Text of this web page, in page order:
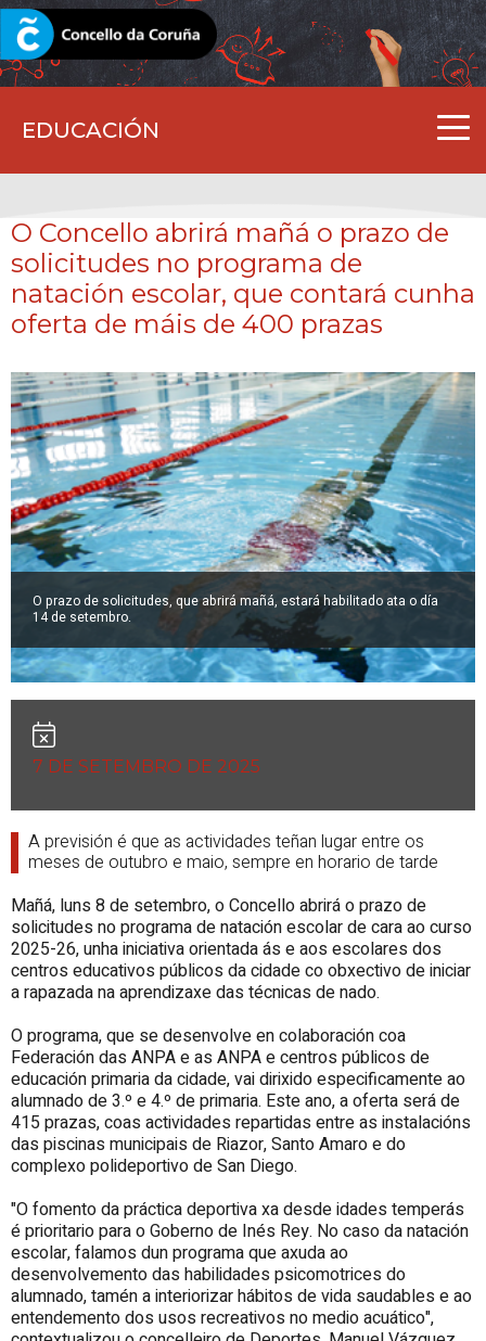
EDUCACIÓN
CORUNA.GAL
O Concello abrirá mañá o prazo de
solicitudes no programa de
natación escolar, que contará cunha
oferta de máis de 400 prazas
O prazo de solicitudes, que abrirá mañá, estará habilitado ata o día
14 de setembro.
7 DE SETEMBRO DE 2025
A previsión é que as actividades teñan lugar entre os
meses de outubro e maio, sempre en horario de tarde
Mañá, luns 8 de setembro, o Concello abrirá o prazo de
solicitudes no programa de natación escolar de cara ao curso
2025-26, unha iniciativa orientada ás e aos escolares dos
centros educativos públicos da cidade co obxectivo de iniciar
a rapazada na aprendizaxe das técnicas de nado.
O programa, que se desenvolve en colaboración coa
Federación das ANPA e as ANPA e centros públicos de
educación primaria da cidade, vai dirixido especificamente ao
alumnado de 3.º e 4.º de primaria. Este ano, a oferta será de
415 prazas, coas actividades repartidas entre as instalacións
das piscinas municipais de Riazor, Santo Amaro e do
complexo polideportivo de San Diego.
"O fomento da práctica deportiva xa desde idades temperás
é prioritario para o Goberno de Inés Rey. No caso da natación
escolar, falamos dun programa que axuda ao
desenvolvemento das habilidades psicomotrices do
alumnado, tamén a interiorizar hábitos de vida saudables e ao
entendemento dos usos recreativos no medio acuático",